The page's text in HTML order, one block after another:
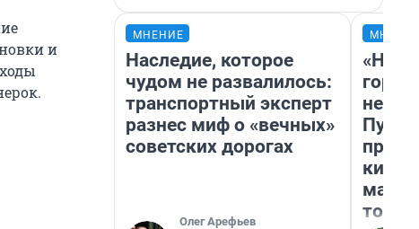
и
МНЕНИЕ
Наследие, которое
чудом не развалилось:
транспортный эксперт
разнес миф о «вечных»
советских дорогах
Олег Арефьев
«Нет
того